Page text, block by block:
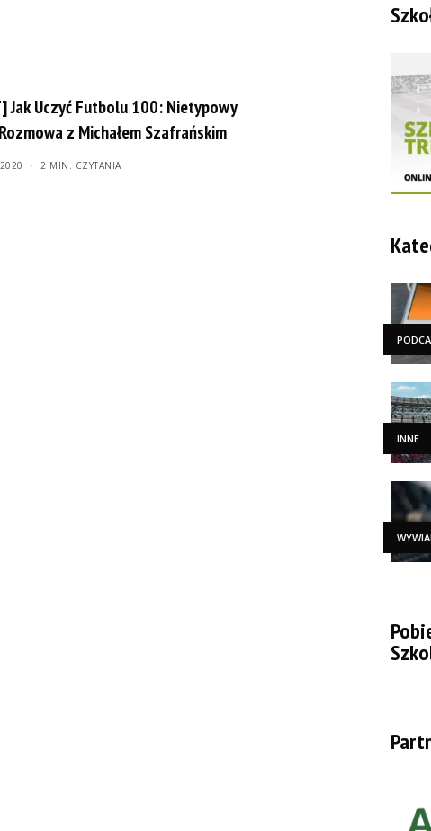
Jak Uczyć Futbolu 100: Nietypowy
z Michałem Szafrańskim
2 MIN. CZYTANIA
INNE